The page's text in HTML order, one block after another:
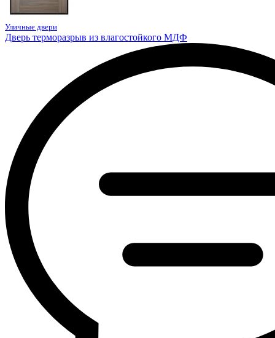
Уличные двери
Дверь терморазрыв из влагостойкого МДФ